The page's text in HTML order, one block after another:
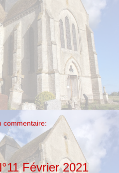
commentaire:
Février 2021